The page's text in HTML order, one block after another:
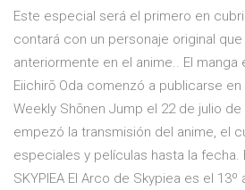
Este especial será el primero en
contará con un personaje original
anteriormente en el anime.. El
Eiichirō Oda comenzó a publicarse
Weekly Shōnen Jump el 22 de julio de
empezó la transmisión del anime, el
especiales y películas hasta la fecha.
SKYPIEA El Arco de Skypiea es el